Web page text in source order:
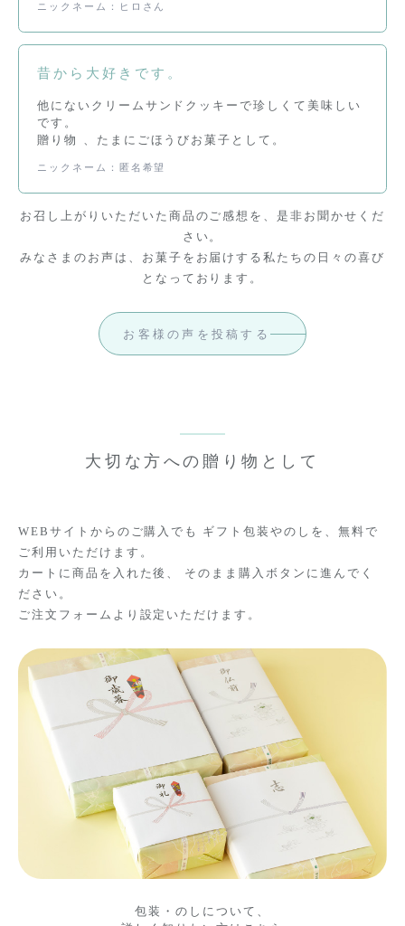
ニックネーム：ヒロさん
昔から大好きです。
他にないクリームサンドクッキーで珍しくて美味しい
です。
贈り物 、たまにごほうびお菓子として。
ニックネーム：匿名希望
お召し上がりいただいた商品のご感想を、是非お聞かせくだ
さい。
みなさまのお声は、お菓子をお届けする私たちの日々の喜び
となっております。
お客様の声を投稿する
大切な方への贈り物として
WEBサイトからのご購入でも
ギフト包装やのしを、無料で
ご利用いただけます。
カートに商品を入れた後、 そのまま購入ボタンに進んでく
ださい。
ご注文フォームより設定いただけます。
包装・のしについて、